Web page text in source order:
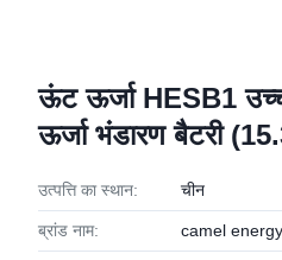
ऊंट ऊर्जा HESB1
ऊर्जा भंडारण बैटरी
उत्पत्ति का स्थान: चीन
ब्रांड नाम: camel energy